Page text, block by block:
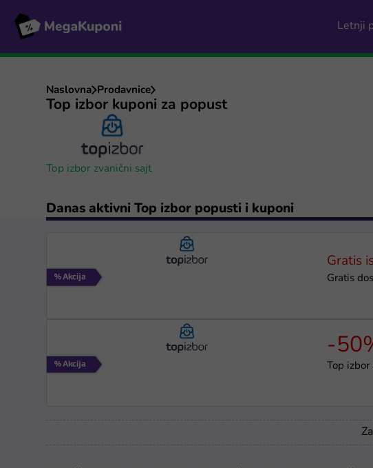
Letnji
Naslovna Prodavnice
Top izbor kuponi za popust
Top izbor zvanični sajt
Danas aktivni Top izbor popusti i kuponi
Gratis
Gratis
-
Top